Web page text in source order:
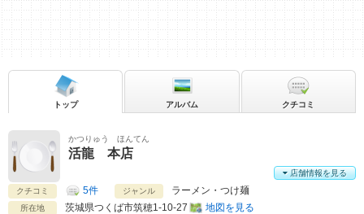
かつりゅう ほんてん
活龍 本店
クチコミ 5件 ジャンル ラーメン・つけ麺
所在地 茨城県つくば市筑穂1-10-27 地図を見る
店舗情報を見る
トップ アルバム クチコミ